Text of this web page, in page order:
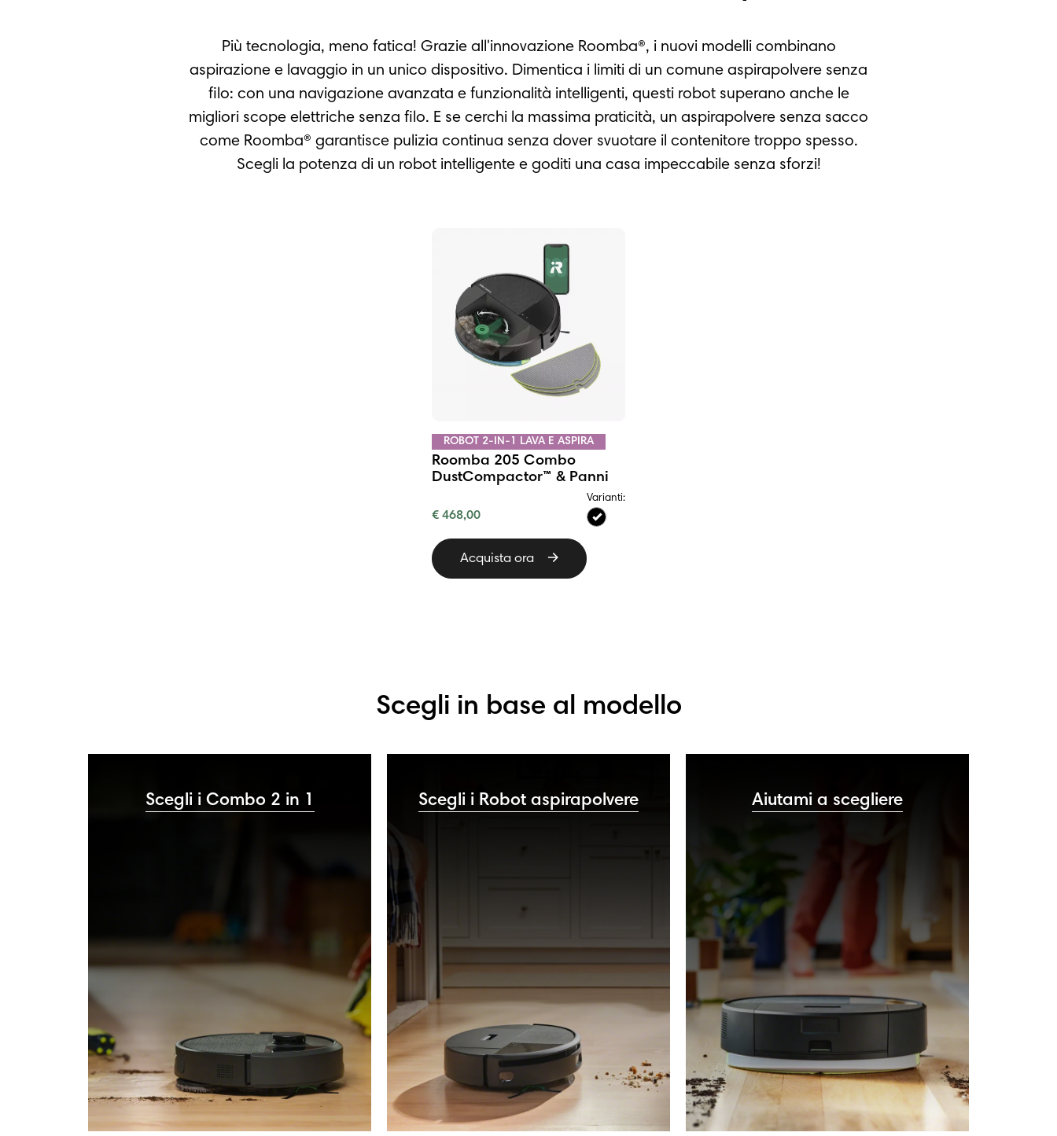
Più tecnologia, meno fatica! Grazie all'innovazione Roomba®, i nuovi modelli combinano
aspirazione e lavaggio in un unico dispositivo. Dimentica i limiti di un comune aspirapolvere senza
filo: con una navigazione avanzata e funzionalità intelligenti, questi robot superano anche le
migliori scope elettriche senza filo. E se cerchi la massima praticità, un aspirapolvere senza sacco
come Roomba® garantisce pulizia continua senza dover svuotare il contenitore troppo spesso.
Scegli la potenza di un robot intelligente e goditi una casa impeccabile senza sforzi!
ROBOT 2-IN-1 LAVA E ASPIRA
Roomba 205 Combo
DustCompactor™ & Panni
€ 468,00
Varianti:
Acquista ora
Scegli in base al modello
Scegli i Combo 2 in 1 Scegli i Robot aspirapolvere Aiutami a scegliere